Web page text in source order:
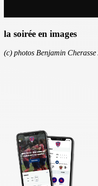
la soirée en images
(c) photos Benjamin